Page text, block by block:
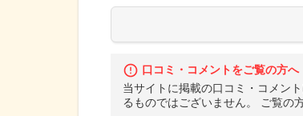
口コミ・コメントをご覧の方へ
当サイトに掲載の口コミ・コメン
るものではございません。 ご覧の